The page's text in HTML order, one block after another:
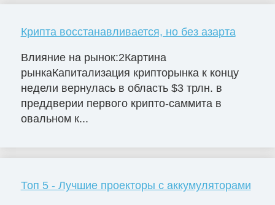
Крипта восстанавливается, но без азарта
Влияние на рынок:2Картина
рынкаКапитализация крипторынка к концу
недели вернулась в область $3 трлн. в
преддверии первого крипто-саммита в
овальном к...
Топ 5 - Лучшие проекторы с аккумуляторами